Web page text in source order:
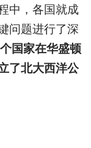
中，各国就成
问题进行了深
国家在华盛顿
了北大西洋公